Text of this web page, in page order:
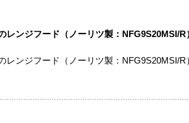
レンジフード（ノーリツ製：NFG9S20MSI/
レンジフード（ノーリツ製：NFG9S20MSI/R